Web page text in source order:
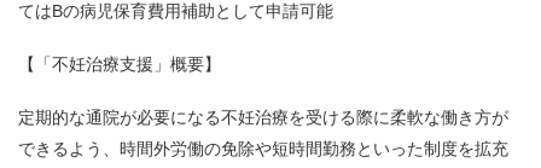
てはBの病児保育費用補助として申請可能
【「不妊治療支援」概要】
定期的な通院が必要になる不妊治療を受ける際に柔軟な働き方が
できるよう、時間外労働の免除や短時間勤務といった制度を拡充